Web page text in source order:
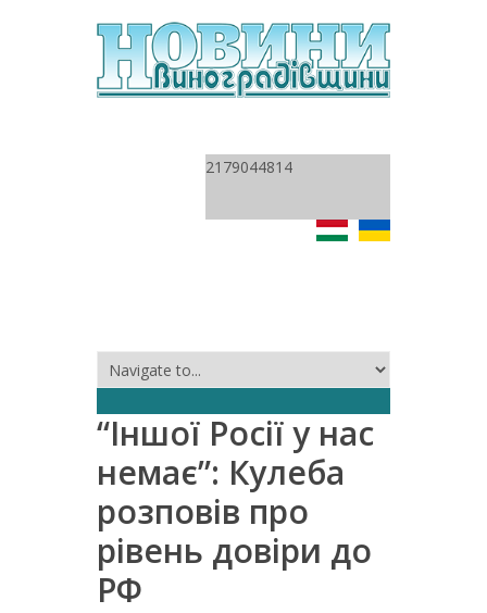
2179044814
“Іншої Росії у нас
немає”: Кулеба
розповів про
рівень довіри до
РФ